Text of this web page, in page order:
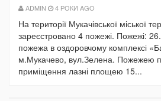
ADMIN 4 РОКИ AGO
На території Мукачівської міської
зареєстровано 4 пожежі. Пожежі:
пожежа в оздоровчому комплексі
м.Мукачево, вул.Зелена. Пожежею
приміщення лазні площею 15...